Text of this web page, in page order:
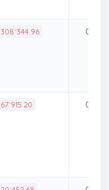
308˙344.96 0.73%
67˙915.20 0.16%